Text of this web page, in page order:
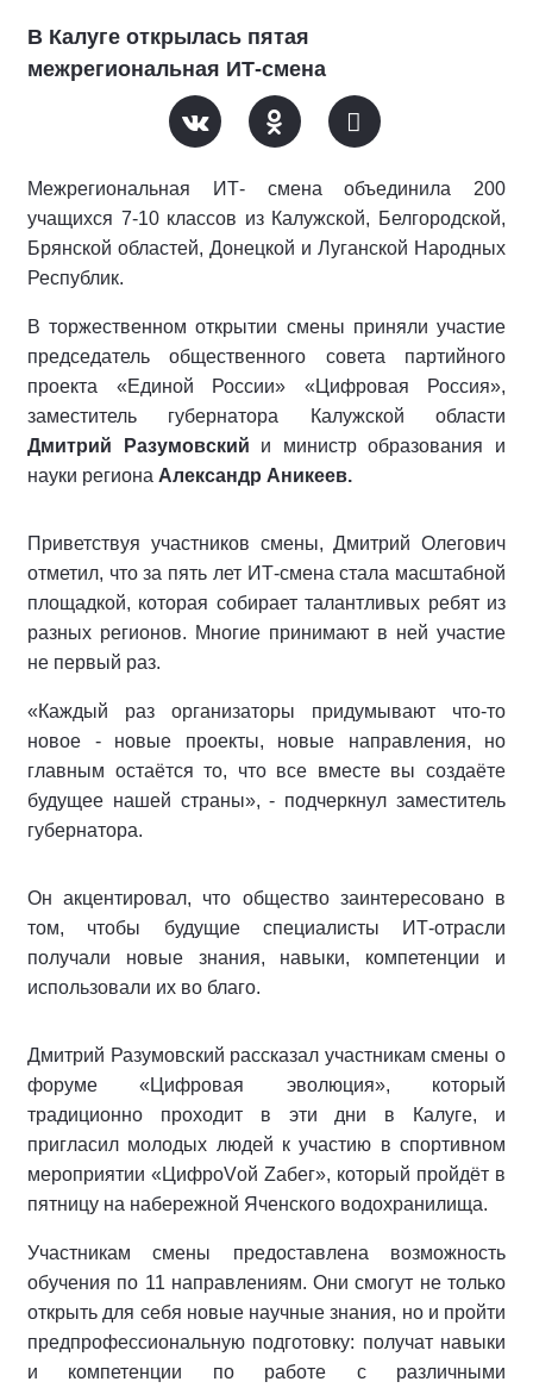
В Калуге открылась пятая
межрегиональная ИТ-смена
Межрегиональная ИТ- смена объединила 200
учащихся 7-10 классов из Калужской, Белгородской,
Брянской областей, Донецкой и Луганской Народных
Республик.
В торжественном открытии смены приняли участие
председатель общественного совета партийного
проекта «Единой России» «Цифровая Россия»,
заместитель губернатора Калужской области
Дмитрий Разумовский и министр образования и
науки региона Александр Аникеев.
Приветствуя участников смены, Дмитрий Олегович
отметил, что за пять лет ИТ-смена стала масштабной
площадкой, которая собирает талантливых ребят из
разных регионов. Многие принимают в ней участие
не первый раз.
«Каждый раз организаторы придумывают что-то
новое - новые проекты, новые направления, но
главным остаётся то, что все вместе вы создаёте
будущее нашей страны», - подчеркнул заместитель
губернатора.
Он акцентировал, что общество заинтересовано в
том, чтобы будущие специалисты ИТ-отрасли
получали новые знания, навыки, компетенции и
использовали их во благо.
Дмитрий Разумовский рассказал участникам смены о
форуме «Цифровая эволюция», который
традиционно проходит в эти дни в Калуге, и
пригласил молодых людей к участию в спортивном
мероприятии «ЦифроVой Zабег», который пройдёт в
пятницу на набережной Яченского водохранилища.
Участникам смены предоставлена возможность
обучения по 11 направлениям. Они смогут не только
открыть для себя новые научные знания, но и пройти
предпрофессиональную подготовку: получат навыки
и компетенции по работе с различными